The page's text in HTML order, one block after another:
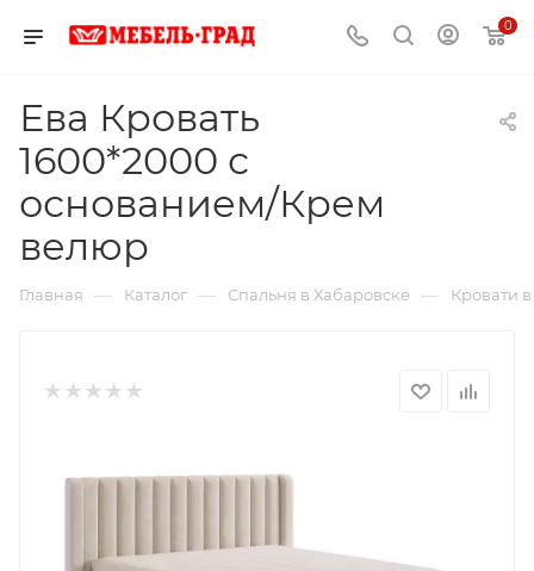
0
Ева Кровать
1600*2000 с
основанием/Крем
велюр
Главная — Каталог — Спальня в Хабаровске — Кровати